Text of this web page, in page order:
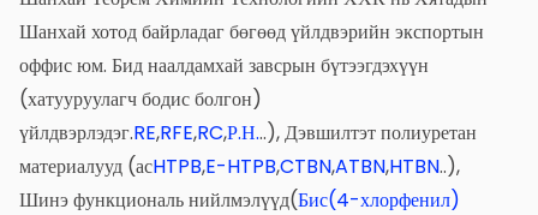
Шанхай хотод байрладаг бөгөөд үйлдвэрийн экспортын
оффис юм. Бид наалдамхай завсрын бүтээгдэхүүн
(хатууруулагч бодис болгон)
үйлдвэрлэдэг.RE,RFE,RC,Р.Н...), Дэвшилтэт полиуретан
материалууд (асHTPB,E-HTPB,CTBN,ATBN,HTBN..),
Шинэ функциональ нийлмэлүүд(Бис(4-хлорфенил)